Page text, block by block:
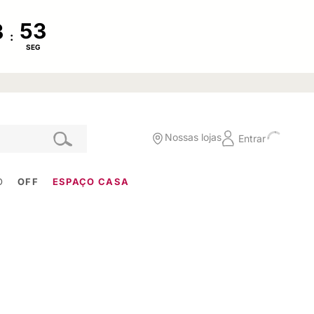
:
SEG
Nossas lojas Entrar
OFF ESPAÇO CASA